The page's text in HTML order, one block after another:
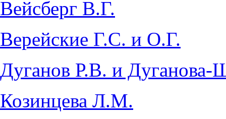
Вейсберг В.Г.
Верейские Г.С. и О.Г.
Дуганов Р.В. и
Козинцева Л.М.